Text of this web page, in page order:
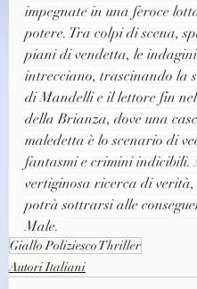
impegnate in una feroce
potere. Tra colpi di scena,
piani di vendetta, le
intrecciano, trascinando la
di Mandelli e il lettore fin
della Brianza, dove una
maledetta è lo scenario di
fantasmi e crimini indicibili.
vertiginosa ricerca di verità,
potrà sottrarsi alle
Male.
Giallo Poliziesco Thriller
Autori Italiani